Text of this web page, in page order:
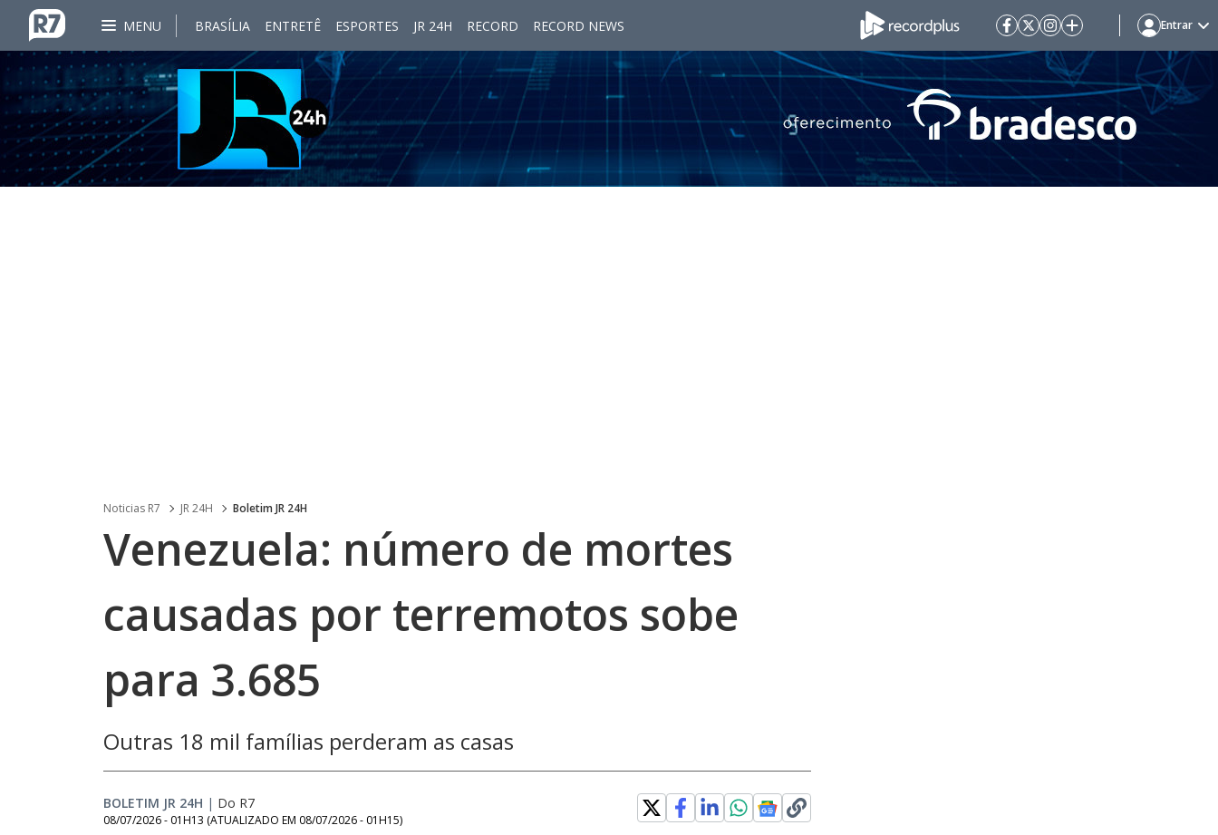
MENU BRASÍLIA ENTRETÊ ESPORTES JR 24H RECORD RECORD NEWS Entrar
Noticias R7 JR 24H Boletim JR 24H
Venezuela: número de mortes
causadas por terremotos sobe
para 3.685
Outras 18 mil famílias perderam as casas
BOLETIM JR 24H | Do R7
08/07/2026 - 01H13 (ATUALIZADO EM 08/07/2026 - 01H15)